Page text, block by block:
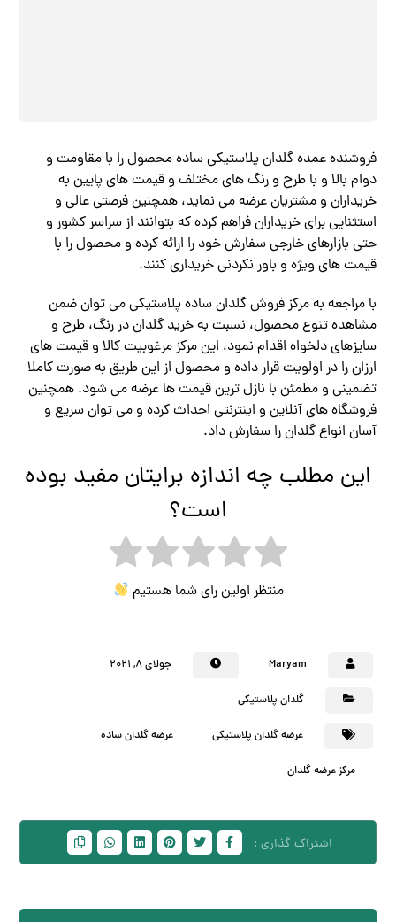
فروشنده عمده گلدان پلاستیکی ساده محصول را با مقاومت و
دوام بالا و با طرح و رنگ های مختلف و قیمت های پایین به
خریداران و مشتریان عرضه می نماید، همچنین فرصتی عالی و
استثنایی برای خریداران فراهم کرده که بتوانند از سراسر کشور و
حتی بازارهای خارجی سفارش خود را ارائه کرده و محصول را با
قیمت های ویژه و باور نکردنی خریداری کنند.
با مراجعه به مرکز فروش گلدان ساده پلاستیکی می توان ضمن
مشاهده تنوع محصول، نسبت به خرید گلدان در رنگ، طرح و
سایزهای دلخواه اقدام نمود، این مرکز مرغوبیت کالا و قیمت های
ارزان را در اولویت قرار داده و محصول از این طریق به صورت کاملا
تضمینی و مطمئن با نازل ترین قیمت ها عرضه می شود. همچنین
فروشگاه های آنلاین و اینترنتی احداث کرده و می توان سریع و
آسان انواع گلدان را سفارش داد.
این مطلب چه اندازه برایتان مفید بوده
است؟
منتظر اولین رای شما هستیم
Maryam جولای ۸, ۲۰۲۱
گلدان پلاستیکی
عرضه گلدان پلاستیکی عرضه گلدان ساده
مرکز عرضه گلدان